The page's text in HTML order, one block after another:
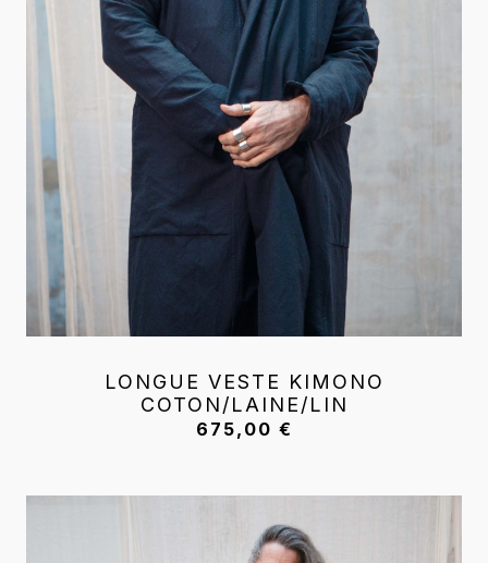
LONGUE VESTE KIMONO
COTON/LAINE/LIN
675,00 €